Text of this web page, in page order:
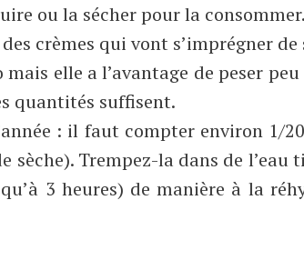
ou la sécher pour la consommer.
crèmes qui vont s’imprégner
elle a l’avantage de peser
quantités suffisent.
: il faut compter environ 1/
Trempez-la dans de l’eau
3 heures) de manière à la